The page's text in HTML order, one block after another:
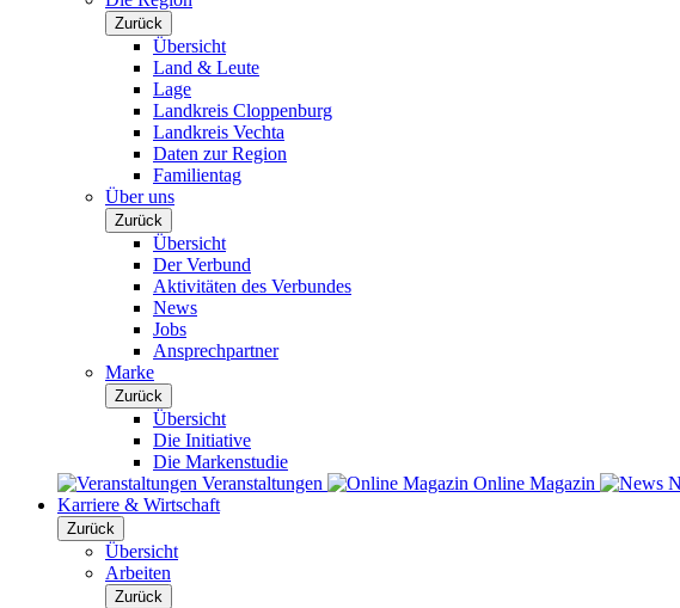
Zurück
Übersicht
Land & Leute
Lage
Landkreis Cloppenburg
Landkreis Vechta
Daten zur Region
Familientag
Über uns
Zurück
Übersicht
Der Verbund
Aktivitäten des Verbundes
News
Jobs
Ansprechpartner
Marke
Zurück
Übersicht
Die Initiative
Die Markenstudie
Veranstaltungen
Online Magazin
Karriere & Wirtschaft
Zurück
Übersicht
Arbeiten
Zurück